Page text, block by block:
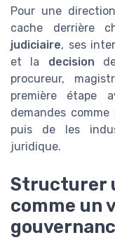
Pour une
cache derrière
judiciaire, ses
et la decision
procureur,
première étape
demandes
puis de les
juridique.
Structurer
comme un